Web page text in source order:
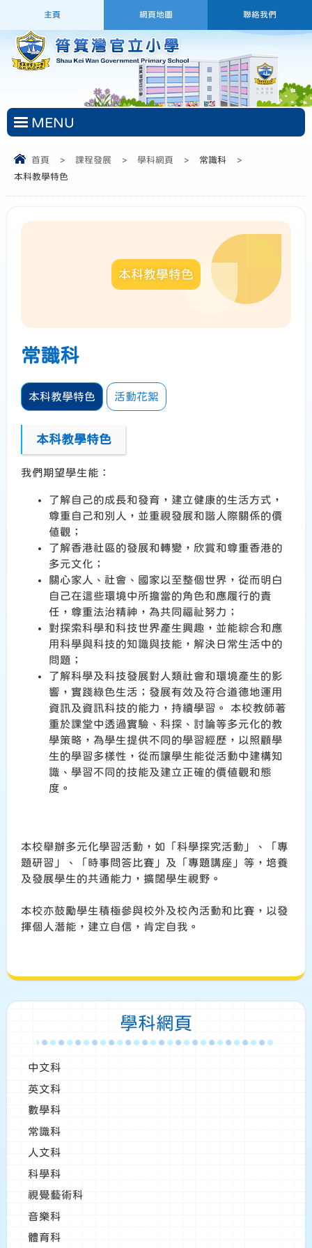
主頁 網頁地圖 聯絡我們
MENU
首頁 > 課程發展 > 學科網頁 > 常識科
>
本科教學特色
本科教學特色
常識科
本科教學特色 活動花絮
本科教學特色
我們期望學生能：
了解自己的成長和發育，建立健康的生活方式，
尊重自己和別人，並重視發展和諧人際關係的價
值觀；
了解香港社區的發展和轉變，欣賞和尊重香港的
多元文化；
關心家人、社會、國家以至整個世界，從而明白
自己在這些環境中所擔當的角色和應履行的責
任，尊重法治精神，為共同福祉努力；
對探索科學和科技世界產生興趣，並能綜合和應
用科學與科技的知識與技能，解決日常生活中的
問題；
了解科學及科技發展對人類社會和環境產生的影
響，實踐綠色生活；發展有效及符合道德地運用
資訊及資訊科技的能力，持續學習。 本校教師著
重於課堂中透過實驗、科探、討論等多元化的教
學策略，為學生提供不同的學習經歷，以照顧學
生的學習多樣性，從而讓學生能從活動中建構知
識、學習不同的技能及建立正確的價值觀和態
度。
本校舉辦多元化學習活動，如「科學探究活動」、「專
題研習」、「時事問答比賽」及「專題講座」等，培養
及發展學生的共通能力，擴闊學生視野。
本校亦鼓勵學生積極參與校外及校內活動和比賽，以發
揮個人潛能，建立自信，肯定自我。
學科網頁
中文科
英文科
數學科
常識科
人文科
科學科
視覺藝術科
音樂科
體育科